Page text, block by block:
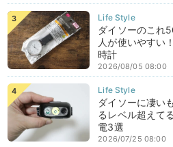
ダイソーのこれ
人が使いやすい
時計
2026/08/05 08:00
ダイソーに凄い
るレベル超えて
電3選
2026/07/25 08:00